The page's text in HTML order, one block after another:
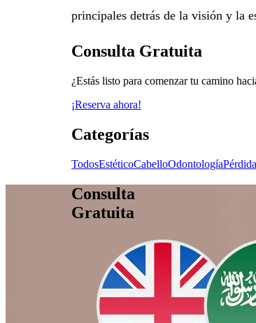
principales detrás de la visión y la
Consulta Gratuita
¿Estás listo para comenzar tu camino
¡Reserva ahora!
Categorías
TodosEstéticoCabelloOdontología
Consulta
Gratuita